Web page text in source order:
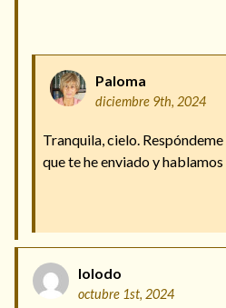
Paloma
diciembre 9th, 2024
Tranquila, cielo.
que te he enviado y hablamos
lolodo
octubre 1st, 2024